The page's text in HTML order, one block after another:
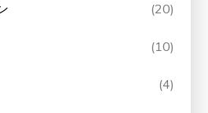
(20)
(10)
(4)